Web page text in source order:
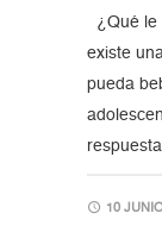
¿Qué le
existe
pueda
10